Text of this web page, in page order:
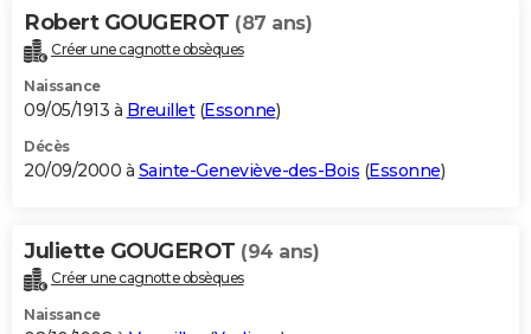
Robert GOUGEROT (87 ans)
Créer une cagnotte obsèques
Naissance
09/05/1913 à Breuillet(Essonne)
Décès
20/09/2000 à Sainte-Geneviève-des-Bois (Essonne)
Juliette GOUGEROT (94 ans)
Créer une cagnotte obsèques
Naissance